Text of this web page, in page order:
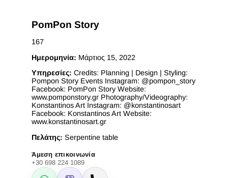
PomPon Story
167
Ημερομηνία: Μάρτιος 15, 2022
Υπηρεσίες:Credits: Planning | Design | Styling:
Pompon Story Events Instagram: @pompon_story
Facebook: PomPon Story Website:
www.pomponstory.gr Photography/Videography:
Konstantinos Art Instagram: @konstantinosart
Facebook: Konstantinos Art Website:
www.konstantinosart.gr
Πελάτης:Serpentine table
Άμεση επικοινωνία
+30 698 224 1089